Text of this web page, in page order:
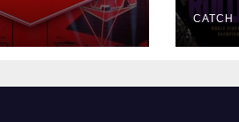
CATCH